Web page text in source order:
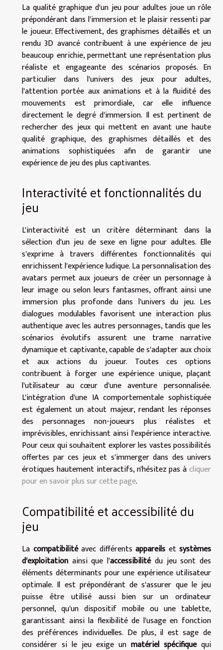
La qualité graphique d'un jeu pour adultes joue un rôle
prépondérant dans l'immersion et le plaisir ressenti par
le joueur. Effectivement, des graphismes détaillés et un
rendu 3D avancé contribuent à une expérience de jeu
beaucoup enrichie, permettant une représentation plus
réaliste et engageante des scénarios proposés. En
particulier dans l'univers des jeux pour adultes,
l'attention portée aux animations et à la fluidité des
mouvements est primordiale, car elle influence
directement le degré d'immersion. Il est pertinent de
rechercher des jeux qui mettent en avant une haute
qualité graphique, des graphismes détaillés et des
animations sophistiquées afin de garantir une
expérience de jeu des plus captivantes.
Interactivité et fonctionnalités du
jeu
L'interactivité est un critère déterminant dans la
sélection d'un jeu de sexe en ligne pour adultes. Elle
s'exprime à travers différentes fonctionnalités qui
enrichissent l'expérience ludique. La personnalisation des
avatars permet aux joueurs de créer un personnage à
leur image ou selon leurs fantasmes, offrant ainsi une
immersion plus profonde dans l'univers du jeu. Les
dialogues modulables favorisent une interaction plus
authentique avec les autres personnages, tandis que les
scénarios évolutifs assurent une trame narrative
dynamique et captivante, capable de s'adapter aux choix
et aux actions du joueur. Toutes ces options
contribuent à forger une expérience unique, plaçant
l'utilisateur au cœur d'une aventure personnalisée.
L'intégration d'une IA comportementale sophistiquée
est également un atout majeur, rendant les réponses
des personnages non-joueurs plus réalistes et
imprévisibles, enrichissant ainsi l'expérience interactive.
Pour ceux qui souhaitent explorer les vastes possibilités
offertes par ces jeux et s'immerger dans des univers
érotiques hautement interactifs, n'hésitez pas àcliquer
pour en savoir plus sur cette page.
Compatibilité et accessibilité du
jeu
La compatibilitéavec différents appareils et systèmes
d'exploitation ainsi que l'accessibilitédu jeu sont des
éléments déterminants pour une expérience utilisateur
optimale. Il est prépondérant de s'assurer que le jeu
puisse être utilisé aussi bien sur un ordinateur
personnel, qu'un dispositif mobile ou une tablette,
garantissant ainsi la flexibilité de l'usage en fonction
des préférences individuelles. De plus, il est sage de
considérer si le jeu exige un matériel spécifiquequi